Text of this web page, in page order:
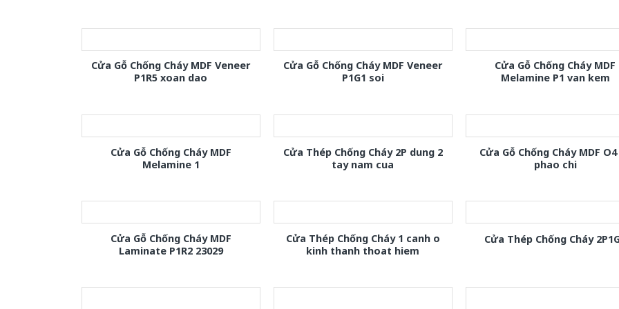
Cửa Gỗ Chống Cháy MDF Veneer
P1R5 xoan dao
Cửa Gỗ Chống Cháy MDF Veneer
P1G1 soi
Cửa Gỗ Chống Cháy MDF
Melamine P1 van kem
Cửa Gỗ Chống Cháy MDF
Melamine 1
Cửa Thép Chống Cháy 2P dung 2
tay nam cua
Cửa Gỗ Chống Cháy MDF O4
phao chi
Cửa Gỗ Chống Cháy MDF
Laminate P1R2 23029
Cửa Thép Chống Cháy 1 canh o
kinh thanh thoat hiem
Cửa Thép Chống Cháy